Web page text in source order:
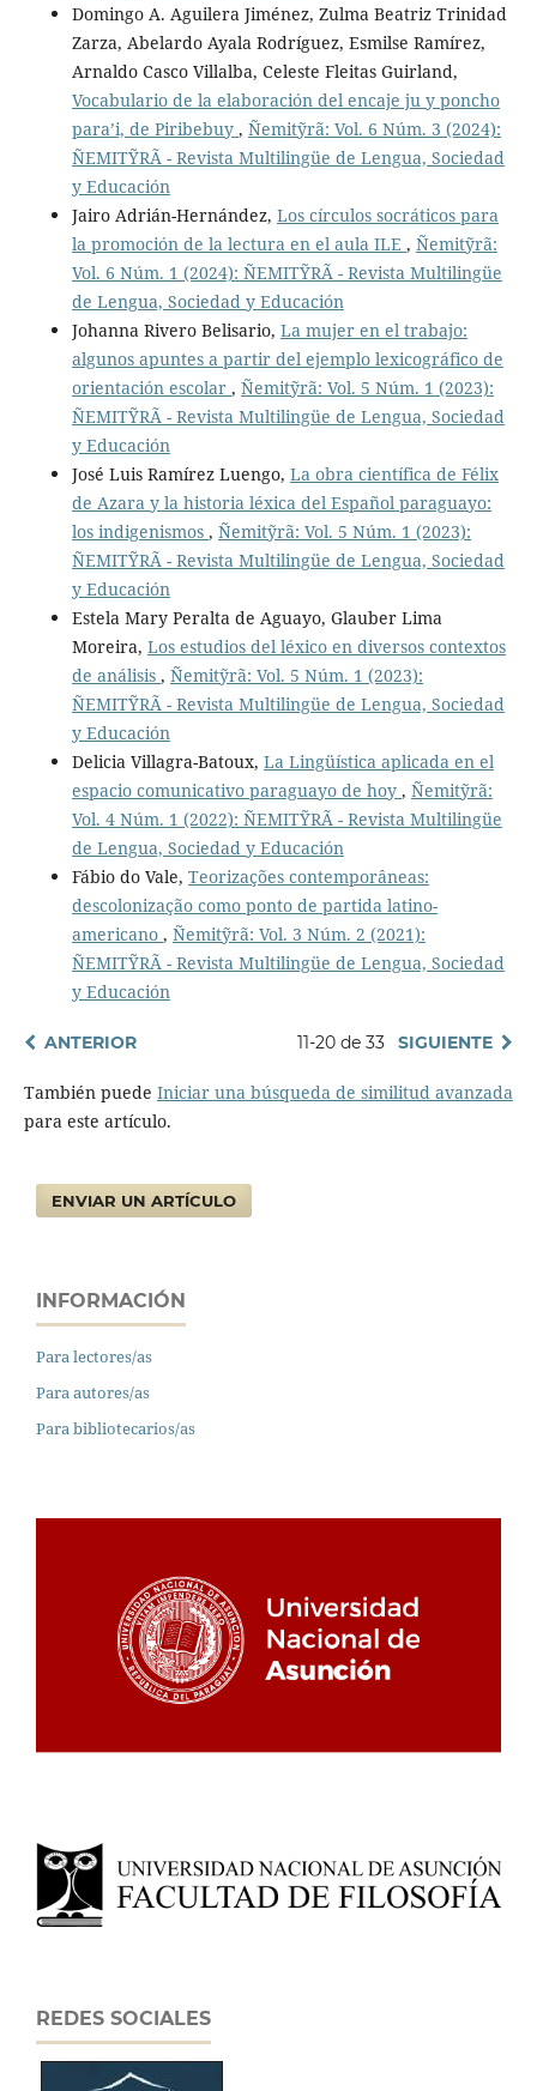
Domingo A. Aguilera Jiménez, Zulma Beatriz Trinidad
Zarza, Abelardo Ayala Rodríguez, Esmilse Ramírez,
Arnaldo Casco Villalba, Celeste Fleitas Guirland,
Vocabulario de la elaboración del encaje ju y poncho
para’i, de Piribebuy , Ñemitỹrã: Vol. 6 Núm. 3 (2024):
ÑEMITỸRÃ - Revista Multilingüe de Lengua, Sociedad
y Educación
Jairo Adrián-Hernández, Los círculos socráticos para
la promoción de la lectura en el aula ILE , Ñemitỹrã:
Vol. 6 Núm. 1 (2024): ÑEMITỸRÃ - Revista Multilingüe
de Lengua, Sociedad y Educación
Johanna Rivero Belisario, La mujer en el trabajo:
algunos apuntes a partir del ejemplo lexicográfico de
orientación escolar , Ñemitỹrã: Vol. 5 Núm. 1 (2023):
ÑEMITỸRÃ - Revista Multilingüe de Lengua, Sociedad
y Educación
José Luis Ramírez Luengo, La obra científica de Félix
de Azara y la historia léxica del Español paraguayo:
los indigenismos , Ñemitỹrã: Vol. 5 Núm. 1 (2023):
ÑEMITỸRÃ - Revista Multilingüe de Lengua, Sociedad
y Educación
Estela Mary Peralta de Aguayo, Glauber Lima
Moreira, Los estudios del léxico en diversos contextos
de análisis , Ñemitỹrã: Vol. 5 Núm. 1 (2023):
ÑEMITỸRÃ - Revista Multilingüe de Lengua, Sociedad
y Educación
Delicia Villagra-Batoux, La Lingüística aplicada en el
espacio comunicativo paraguayo de hoy , Ñemitỹrã:
Vol. 4 Núm. 1 (2022): ÑEMITỸRÃ - Revista Multilingüe
de Lengua, Sociedad y Educación
Fábio do Vale, Teorizações contemporâneas:
descolonização como ponto de partida latino-
americano , Ñemitỹrã: Vol. 3 Núm. 2 (2021):
ÑEMITỸRÃ - Revista Multilingüe de Lengua, Sociedad
y Educación
ANTERIOR 11-20 de 33 SIGUIENTE
También puede Iniciar una búsqueda de similitud avanzada
para este artículo.
ENVIAR UN ARTÍCULO
INFORMACIÓN
Para lectores/as
Para autores/as
Para bibliotecarios/as
REDES SOCIALES